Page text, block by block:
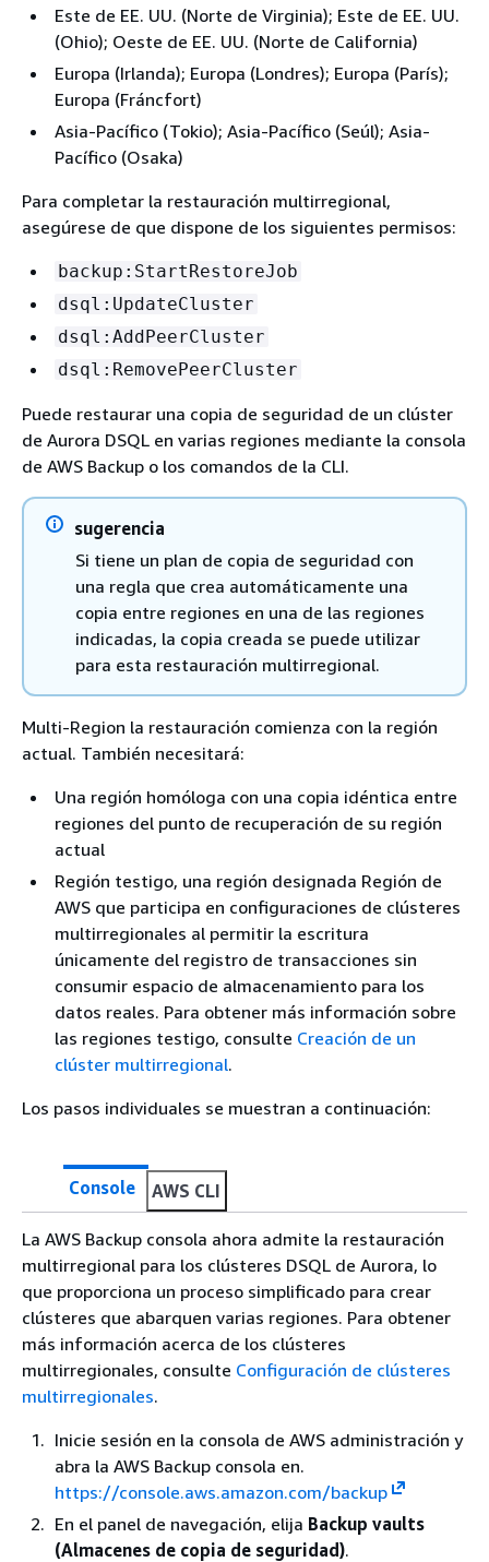
Este de EE. UU. (Norte de Virginia); Este de EE. UU.
(Ohio); Oeste de EE. UU. (Norte de California)
Europa (Irlanda); Europa (Londres); Europa (París);
Europa (Fráncfort)
Asia-Pacífico (Tokio); Asia-Pacífico (Seúl); Asia-
Pacífico (Osaka)
Para completar la restauración multirregional,
asegúrese de que dispone de los siguientes permisos:
backup:StartRestoreJob
dsql:UpdateCluster
dsql:AddPeerCluster
dsql:RemovePeerCluster
Puede restaurar una copia de seguridad de un clúster
de Aurora DSQL en varias regiones mediante la consola
de AWS Backup o los comandos de la CLI.
sugerencia
Si tiene un plan de copia de seguridad con
una regla que crea automáticamente una
copia entre regiones en una de las regiones
indicadas, la copia creada se puede utilizar
para esta restauración multirregional.
Multi-Region la restauración comienza con la región
actual. También necesitará:
Una región homóloga con una copia idéntica entre
regiones del punto de recuperación de su región
actual
Región testigo, una región designada Región de
AWS que participa en configuraciones de clústeres
multirregionales al permitir la escritura
únicamente del registro de transacciones sin
consumir espacio de almacenamiento para los
datos reales. Para obtener más información sobre
las regiones testigo, consulte Creación de un
clúster multirregional.
Los pasos individuales se muestran a continuación:
Console AWS CLI
La AWS Backup consola ahora admite la restauración
multirregional para los clústeres DSQL de Aurora, lo
que proporciona un proceso simplificado para crear
clústeres que abarquen varias regiones. Para obtener
más información acerca de los clústeres
multirregionales, consulte Configuración de clústeres
multirregionales.
Inicie sesión en la consola de AWS administración y
abra la AWS Backup consola en.
https://console.aws.amazon.com/backup
En el panel de navegación, elija Backup vaults
(Almacenes de copia de seguridad).